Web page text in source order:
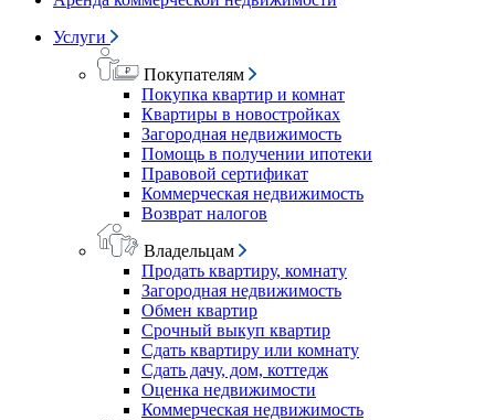
Услуги
Покупателям
Покупка квартир и комнат
Квартиры в новостройках
Загородная недвижимость
Помощь в получении ипотеки
Правовой сертификат
Коммерческая недвижимость
Возврат налогов
Владельцам
Продать квартиру, комнату
Загородная недвижимость
Обмен квартир
Срочный выкуп квартир
Сдать квартиру или комнату
Сдать дачу, дом, коттедж
Оценка недвижимости
Коммерческая недвижимость